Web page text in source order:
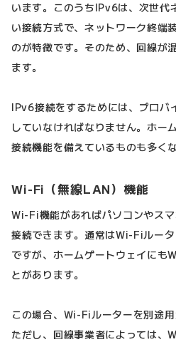
います。このうちIPv6は、次世代
い接続方式で、ネットワーク終端
のが特徴です。そのため、回線が
ます。
IPv6接続をするためには、プロバ
していなければなりません。ホー
接続機能を備えているものも多く
Wi-Fi（無線LAN）機能
Wi-Fi機能があればパソコンやス
接続できます。通常はWi-Fiルー
ですが、ホームゲートウェイにも
とがあります。
この場合、Wi-Fiルーターを別途用
ただし、回線事業者によっては、